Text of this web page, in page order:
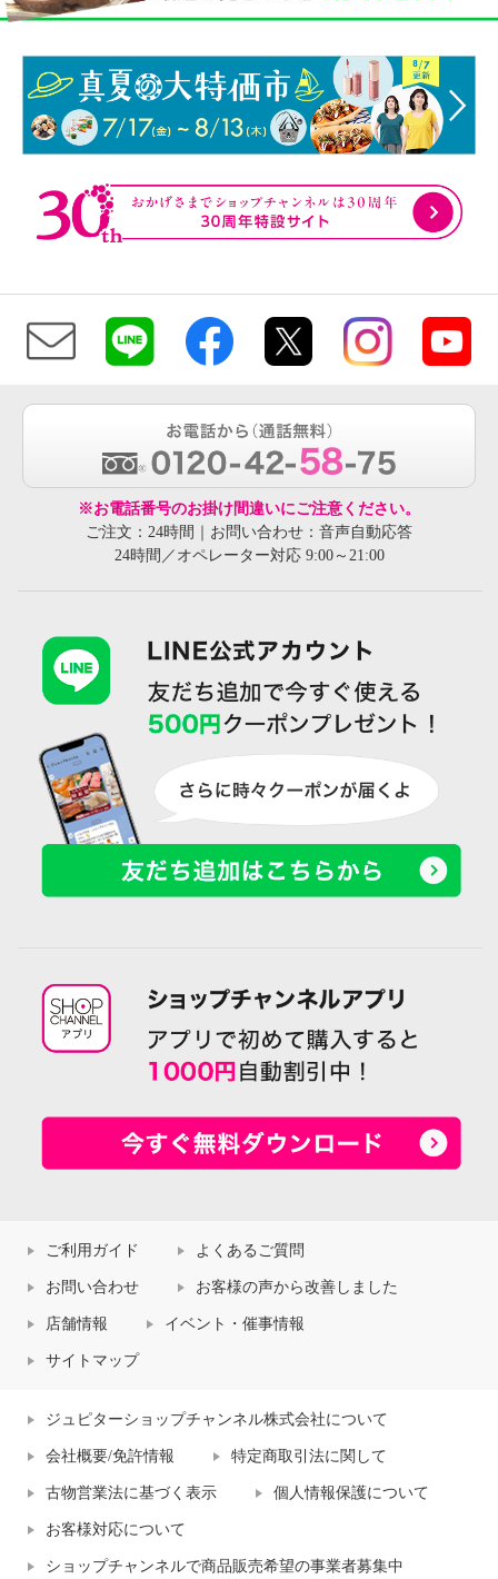
※お電話番号のお掛け間違いにご注意ください。
ご注文：24時間｜お問い合わせ：音声自動応答
24時間／オペレーター対応 9:00～21:00
ご利用ガイド よくあるご質問
お問い合わせ お客様の声から改善しました
店舗情報 イベント・催事情報
サイトマップ
ジュピターショップチャンネル株式会社について
会社概要/免許情報 特定商取引法に関して
古物営業法に基づく表示 個人情報保護について
お客様対応について
ショップチャンネルで商品販売希望の事業者募集中